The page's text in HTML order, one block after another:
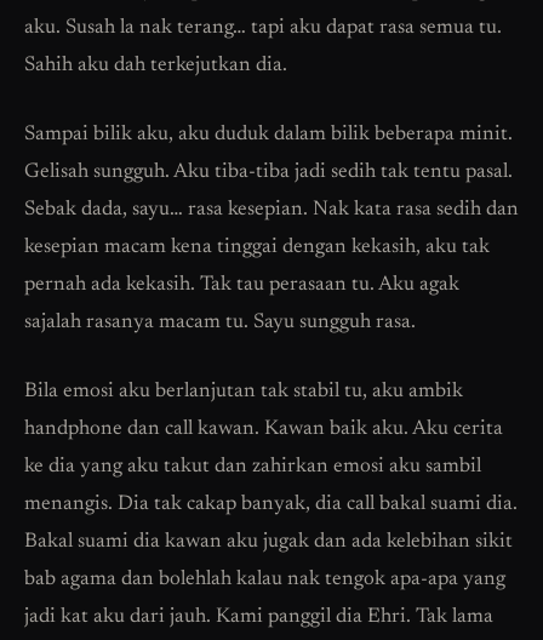
aku. Susah la nak terang… tapi aku dapat rasa semua tu.
Sahih aku dah terkejutkan dia.
Sampai bilik aku, aku duduk dalam bilik beberapa minit.
Gelisah sungguh. Aku tiba-tiba jadi sedih tak tentu pasal.
Sebak dada, sayu… rasa kesepian. Nak kata rasa sedih dan
kesepian macam kena tinggai dengan kekasih, aku tak
pernah ada kekasih. Tak tau perasaan tu. Aku agak
sajalah rasanya macam tu. Sayu sungguh rasa.
Bila emosi aku berlanjutan tak stabil tu, aku ambik
handphone dan call kawan. Kawan baik aku. Aku cerita
ke dia yang aku takut dan zahirkan emosi aku sambil
menangis. Dia tak cakap banyak, dia call bakal suami dia.
Bakal suami dia kawan aku jugak dan ada kelebihan sikit
bab agama dan bolehlah kalau nak tengok apa-apa yang
jadi kat aku dari jauh. Kami panggil dia Ehri. Tak lama